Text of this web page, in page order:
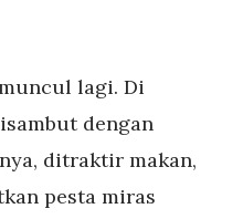
lagi. Di
dengan
ditraktir makan,
pesta miras